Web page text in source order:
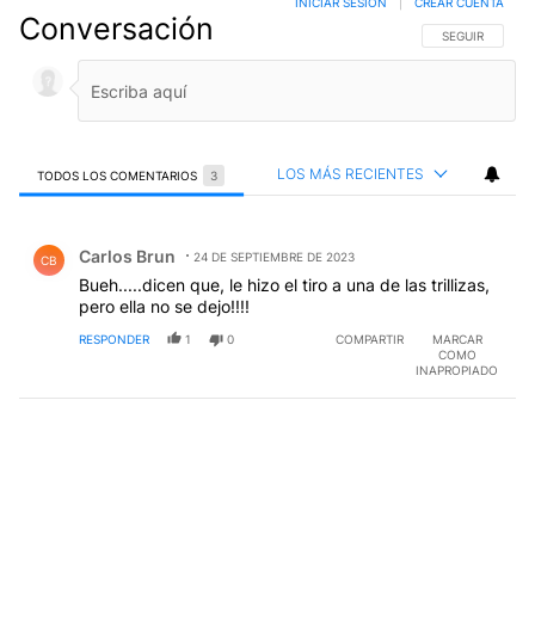
Conversación SIGA ESTA
SEGUIR
INICIAR SESIÓN CREAR CUENTA
TODOS LOS COMENTARIOS 3 LOS MÁS RECIENTES
CB Carlos Brun 24 DE SEPTIEMBRE DE 2023
Bueh.....dicen que, le hizo el tiro a una de las trillizas,
pero ella no se dejo!!!!
RESPONDER 1 0 COMPARTIR
MARCAR
COMO
INAPROPIADO